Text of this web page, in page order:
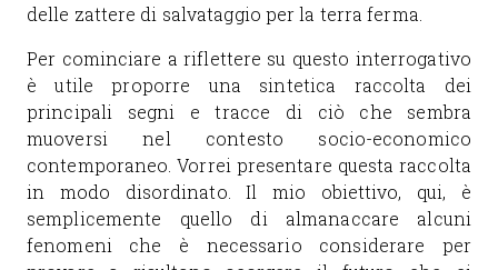
delle zattere di salvataggio per la terra ferma.
Per cominciare a riflettere su questo interrogativo
è utile proporre una sintetica raccolta dei
principali segni e tracce di ciò che sembra
muoversi nel contesto socio-economico
contemporaneo. Vorrei presentare questa raccolta
in modo disordinato. Il mio obiettivo, qui, è
semplicemente quello di almanaccare alcuni
fenomeni che è necessario considerare per